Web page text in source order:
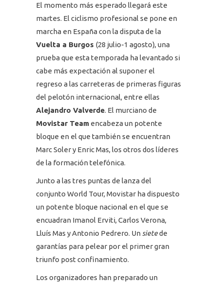
El momento más esperado llegará este
martes. El ciclismo profesional se pone en
marcha en España con la disputa de la
Vuelta a Burgos (28 julio-1 agosto), una
prueba que esta temporada ha levantado si
cabe más expectación al suponer el
regreso a las carreteras de primeras figuras
del pelotón internacional, entre ellas
Alejandro Valverde. El murciano de
Movistar Team encabeza un potente
bloque en el que también se encuentran
Marc Soler y Enric Mas, los otros dos líderes
de la formación telefónica.
Junto a las tres puntas de lanza del
conjunto World Tour, Movistar ha dispuesto
un potente bloque nacional en el que se
encuadran Imanol Erviti, Carlos Verona,
Lluís Mas y Antonio Pedrero. Un sietede
garantías para pelear por el primer gran
triunfo post confinamiento.
Los organizadores han preparado un